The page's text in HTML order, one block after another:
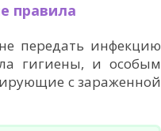
правила
передать инфекцию
гигиены, и особым
с зараженной